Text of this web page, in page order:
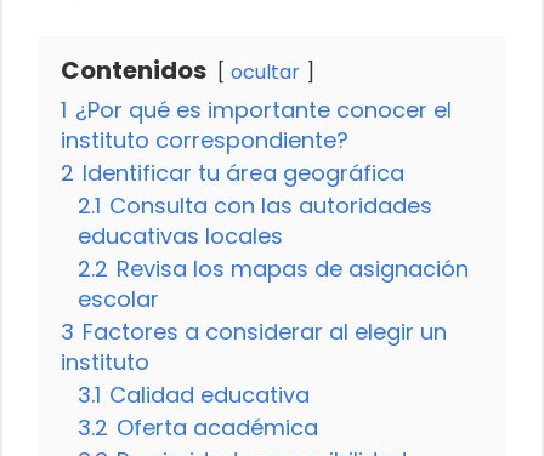
Contenidos ocultar
1 ¿Por qué es importante conocer el
instituto correspondiente?
2 Identificar tu área geográfica
2.1 Consulta con las autoridades
educativas locales
2.2 Revisa los mapas de asignación
escolar
3 Factores a considerar al elegir un
instituto
3.1 Calidad educativa
3.2 Oferta académica